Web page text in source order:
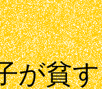
が貧